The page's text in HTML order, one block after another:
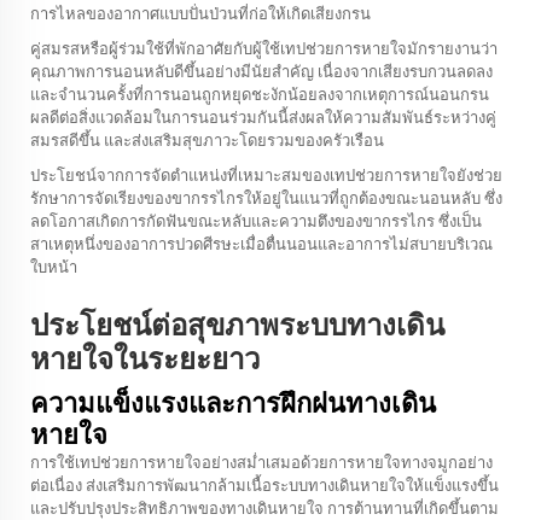
การไหลของอากาศแบบปั่นป่วนที่ก่อให้เกิดเสียงกรน
คู่สมรสหรือผู้ร่วมใช้ที่พักอาศัยกับผู้ใช้เทปช่วยการหายใจมักรายงานว่า
คุณภาพการนอนหลับดีขึ้นอย่างมีนัยสำคัญ เนื่องจากเสียงรบกวนลดลง
และจำนวนครั้งที่การนอนถูกหยุดชะงักน้อยลงจากเหตุการณ์นอนกรน
ผลดีต่อสิ่งแวดล้อมในการนอนร่วมกันนี้ส่งผลให้ความสัมพันธ์ระหว่างคู่
สมรสดีขึ้น และส่งเสริมสุขภาวะโดยรวมของครัวเรือน
ประโยชน์จากการจัดตำแหน่งที่เหมาะสมของเทปช่วยการหายใจยังช่วย
รักษาการจัดเรียงของขากรรไกรให้อยู่ในแนวที่ถูกต้องขณะนอนหลับ ซึ่ง
ลดโอกาสเกิดการกัดฟันขณะหลับและความตึงของขากรรไกร ซึ่งเป็น
สาเหตุหนึ่งของอาการปวดศีรษะเมื่อตื่นนอนและอาการไม่สบายบริเวณ
ใบหน้า
ประโยชน์ต่อสุขภาพระบบทางเดิน
หายใจในระยะยาว
ความแข็งแรงและการฝึกฝนทางเดิน
หายใจ
การใช้เทปช่วยการหายใจอย่างสม่ำเสมอด้วยการหายใจทางจมูกอย่าง
ต่อเนื่อง ส่งเสริมการพัฒนากล้ามเนื้อระบบทางเดินหายใจให้แข็งแรงขึ้น
และปรับปรุงประสิทธิภาพของทางเดินหายใจ การต้านทานที่เกิดขึ้นตาม